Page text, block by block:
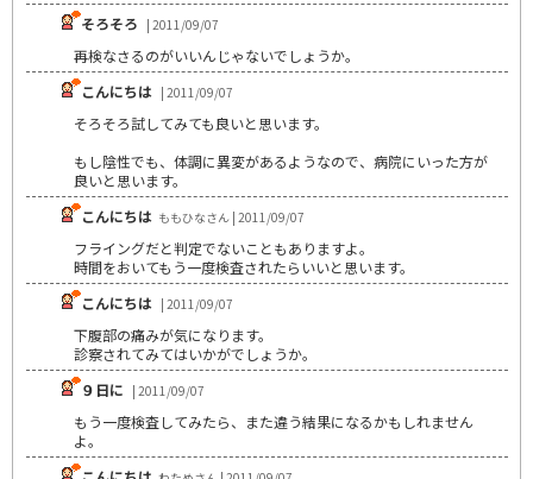
そろそろ | 2011/09/07
再検なさるのがいいんじゃないでしょうか。
こんにちは | 2011/09/07
そろそろ試してみても良いと思います。
もし陰性でも、体調に異変があるようなので、病院にいった方が
良いと思います。
こんにちは ももひなさん | 2011/09/07
フライングだと判定でないこともありますよ。
時間をおいてもう一度検査されたらいいと思います。
こんにちは | 2011/09/07
下腹部の痛みが気になります。
診察されてみてはいかがでしょうか。
９日に | 2011/09/07
もう一度検査してみたら、また違う結果になるかもしれません
よ。